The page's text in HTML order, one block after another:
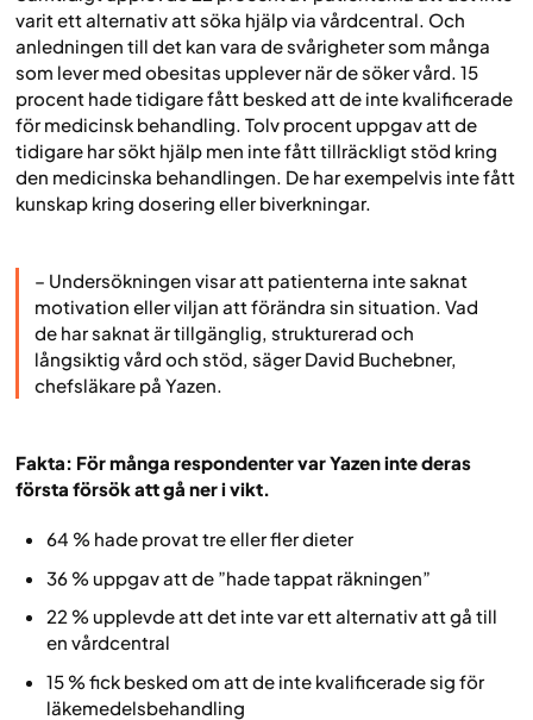
varit ett alternativ att söka hjälp via vårdcentral. Och
anledningen till det kan vara de svårigheter som många
som lever med obesitas upplever när de söker vård. 15
procent hade tidigare fått besked att de inte kvalificerade
för medicinsk behandling. Tolv procent uppgav att de
tidigare har sökt hjälp men inte fått tillräckligt stöd kring
den medicinska behandlingen. De har exempelvis inte fått
kunskap kring dosering eller biverkningar.
– Undersökningen visar att patienterna inte saknat
motivation eller viljan att förändra sin situation. Vad
de har saknat är tillgänglig, strukturerad och
långsiktig vård och stöd, säger David Buchebner,
chefsläkare på Yazen.
Fakta: För många respondenter var Yazen inte deras
första försök att gå ner i vikt.
64 % hade provat tre eller fler dieter
36 % uppgav att de ”hade tappat räkningen”
22 % upplevde att det inte var ett alternativ att gå till
en vårdcentral
15 % fick besked om att de inte kvalificerade sig för
läkemedelsbehandling